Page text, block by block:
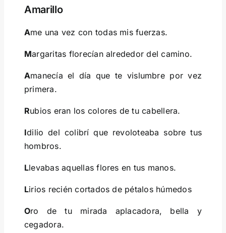
Amarillo
Ame una vez con todas mis fuerzas.
Margaritas florecían alrededor del camino.
Amanecía el día que te vislumbre por vez
primera.
Rubios eran los colores de tu cabellera.
Idilio del colibrí que revoloteaba sobre tus
hombros.
Llevabas aquellas flores en tus manos.
Lirios recién cortados de pétalos húmedos
Oro de tu mirada aplacadora, bella y
cegadora.